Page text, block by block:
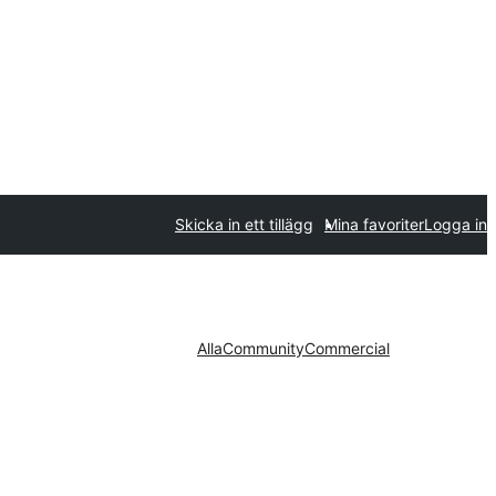
Skicka in ett tillägg Mina favoriterLogga in
AllaCommunityCommercial